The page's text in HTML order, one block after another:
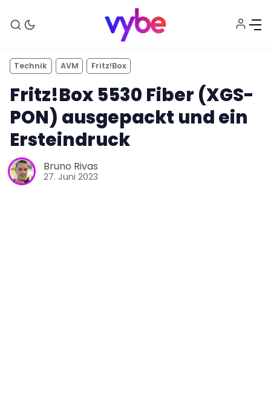
Technik AVM Fritz!Box
Fritz!Box 5530 Fiber (XGS-
PON) ausgepackt und ein
Ersteindruck
Bruno Rivas
27. Juni 2023